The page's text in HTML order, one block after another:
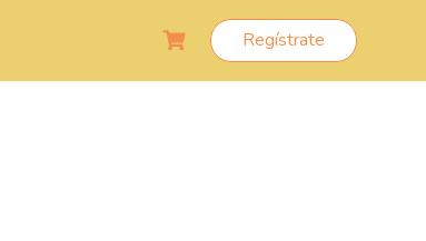
Regístrate